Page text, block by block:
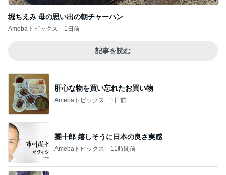
堀ちえみ 母の思い出の朝チャーハン
Amebaトピックス 1日前
記事を読む
肝心な物を買い忘れたお買い物
Amebaトピックス 1日前
團十郎 嬉しそうに日本の良さ実感
Amebaトピックス 11時間前